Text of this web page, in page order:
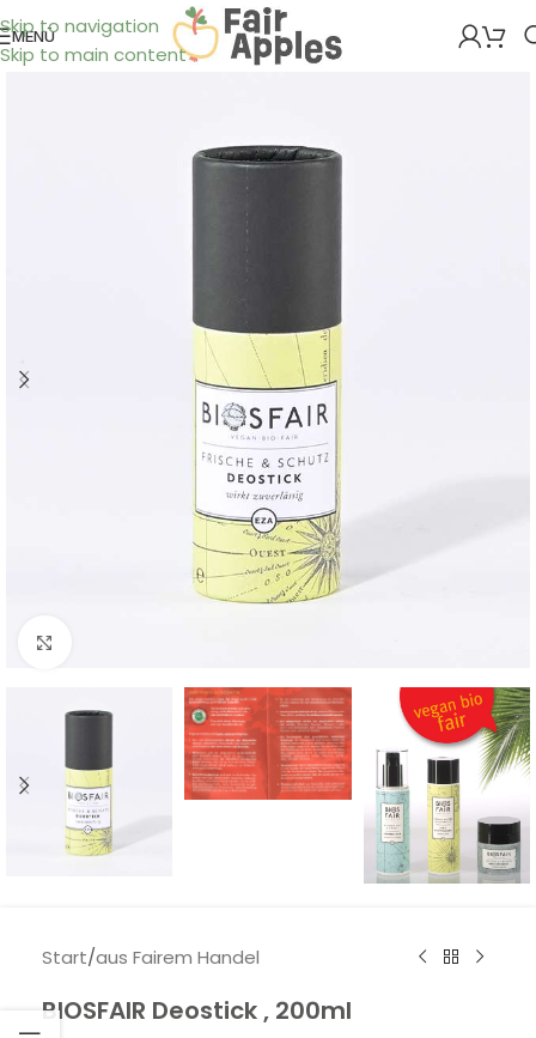
Skip to navigation
Skip to main content
MENÜ
Start/aus Fairem Handel
BIOSFAIR Deostick , 200ml